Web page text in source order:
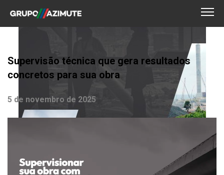
Supervisão técnica que gera resultados
concretos para sua obra
5 de novembro de 2025